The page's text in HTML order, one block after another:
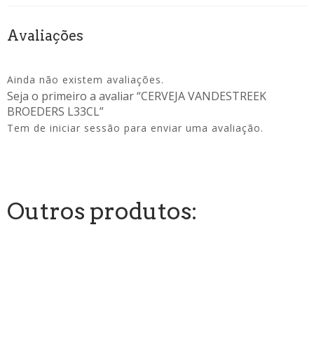
Avaliações
Ainda não existem avaliações.
Seja o primeiro a avaliar “CERVEJA VANDESTREEK
BROEDERS L33CL”
Tem de iniciar sessão para enviar uma avaliação.
Outros produtos: